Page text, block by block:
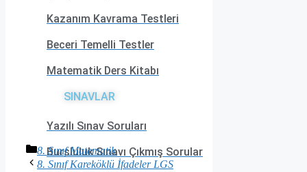
Kazanım Kavrama Testleri
Beceri Temelli Testler
Matematik Ders Kitabı
SINAVLAR
Yazılı Sınav Soruları
Bursluluk Sınavı Çıkmış Sorular
Kategoriler
8. Sınıf Matematik
8. Sınıf Kareköklü İfadeler LGS